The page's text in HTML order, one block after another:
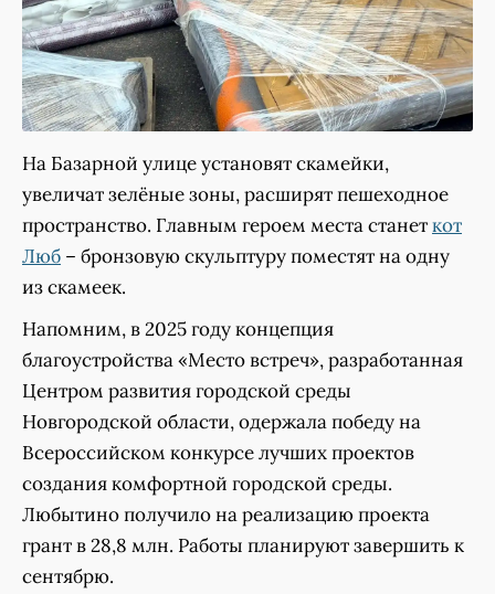
На Базарной улице установят скамейки,
увеличат зелёные зоны, расширят пешеходное
пространство. Главным героем места станеткот
Люб – бронзовую скульптуру поместят на одну
из скамеек.
Напомним, в 2025 году концепция
благоустройства «Место встреч», разработанная
Центром развития городской среды
Новгородской области, одержала победу на
Всероссийском конкурсе лучших проектов
создания комфортной городской среды.
Любытино получило на реализацию проекта
грант в 28,8 млн. Работы планируют завершить к
сентябрю.